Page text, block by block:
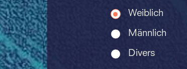
Weiblich
Männlich
Divers